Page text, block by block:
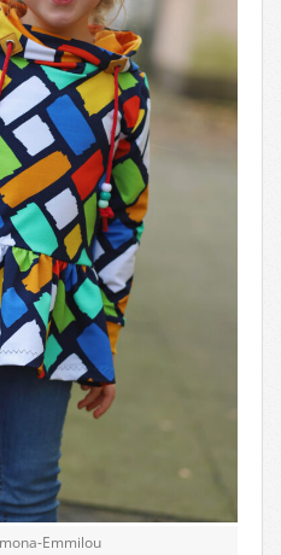
Emmilou